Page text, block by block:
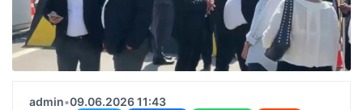
admin•09.06.2026 11:43